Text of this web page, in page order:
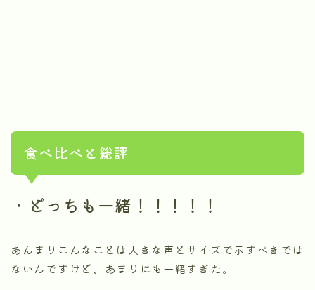
食べ比べと総評
・ どっちも一緒！！！！！
あんまりこんなことは大きな声とサイズで示すべきでは
ないんですけど、あまりにも一緒すぎた。